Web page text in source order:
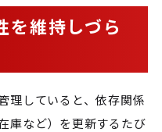
維持しづら
理していると、依存関係
庫など）を更新するたび